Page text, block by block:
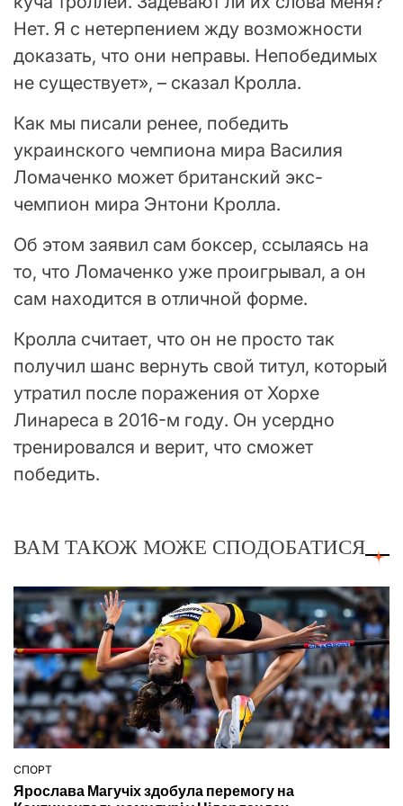
Нет. Я с нетерпением жду возможности
доказать, что они неправы. Непобедимых
не существует», – сказал Кролла.
Как мы писали ренее, победить
украинского чемпиона мира Василия
Ломаченко может британский экс-
чемпион мира Энтони Кролла.
Об этом заявил сам боксер, ссылаясь на
то, что Ломаченко уже проигрывал, а он
сам находится в отличной форме.
Кролла считает, что он не просто так
получил шанс вернуть свой титул, который
утратил после поражения от Хорхе
Линареса в 2016-м году. Он усердно
тренировался и верит, что сможет
победить.
ВАМ ТАКОЖ МОЖЕ СПОДОБАТИСЯ
ОПУБЛІКУВАТИ
У
СПОРТ
Ярослава Магучіх здобула перемогу на